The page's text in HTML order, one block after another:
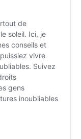
de
soleil. Ici, je
conseils et
vivre
Suivez
gens
inoubliables